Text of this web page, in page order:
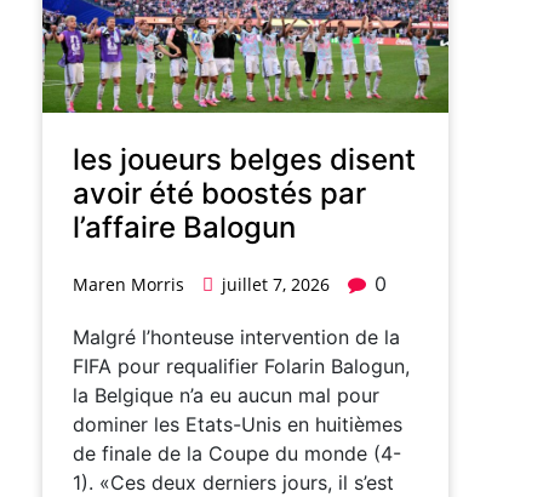
les joueurs belges disent
avoir été boostés par
l’affaire Balogun
Maren Morris juillet 7, 2026 0
Malgré l’honteuse intervention de la
FIFA pour requalifier Folarin Balogun,
la Belgique n’a eu aucun mal pour
dominer les Etats-Unis en huitièmes
de finale de la Coupe du monde (4-
1). «Ces deux derniers jours, il s’est